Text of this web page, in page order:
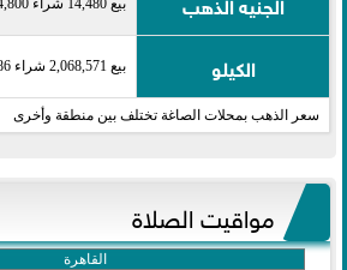
بيع 14,480 شراء 14,800
الكيلو بيع 2,068,571 شراء 2,114,286
سعر الذهب بمحلات الصاغة تختلف بين منطقة وأخرى
مواقيت الصلاة